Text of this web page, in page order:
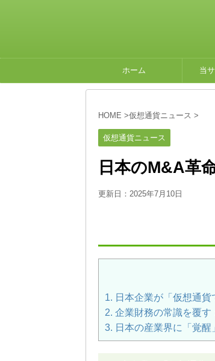
ホーム 当
HOME >仮想通貨ニュース >
仮想通貨ニュース
日本のM&A革
更新日： 2025年7月10日
1. 日本企業が「仮想通
2. 企業財務の常識を覆
3. 日本の産業界に「覚